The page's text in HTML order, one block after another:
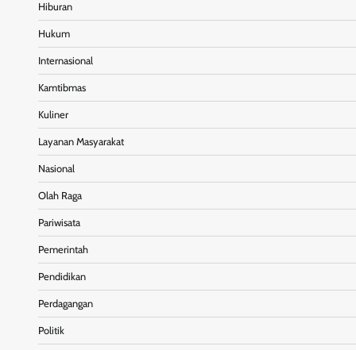
Hiburan
Hukum
Internasional
Kamtibmas
Kuliner
Layanan Masyarakat
Nasional
Olah Raga
Pariwisata
Pemerintah
Pendidikan
Perdagangan
Politik